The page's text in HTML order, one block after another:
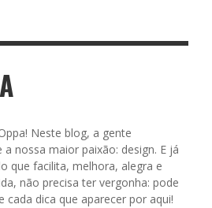
Neste blog, a gente
nossa maior paixão: design. E já
que facilita, melhora, alegra e
não precisa ter vergonha: pode
cada dica que aparecer por aqui!